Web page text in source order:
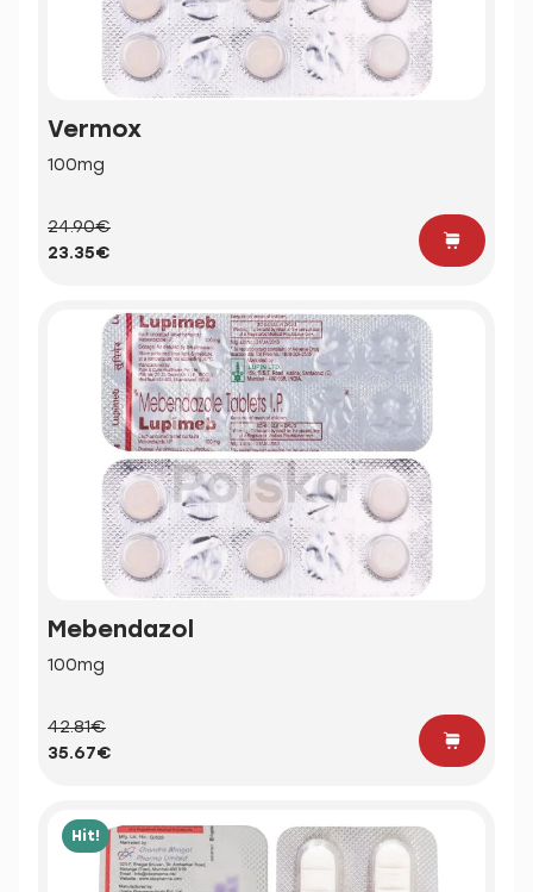
Vermox
100mg
24.90€
23.35€
Mebendazol
100mg
42.81€
35.67€
Hit!